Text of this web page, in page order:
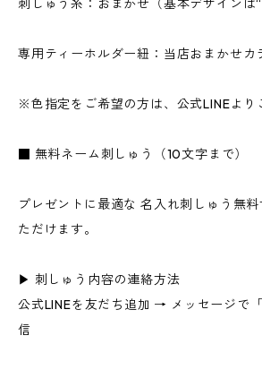
刺しゅう糸：おまかせ（基本デザインは“
専用ティーホルダー紐：当店おまかせカ
※色指定をご希望の方は、公式LINEより
■ 無料ネーム刺しゅう（10文字まで）
プレゼントに最適な 名入れ刺しゅう無
ただけます。
▶ 刺しゅう内容の連絡方法
公式LINEを友だち追加 → メッセージで
信